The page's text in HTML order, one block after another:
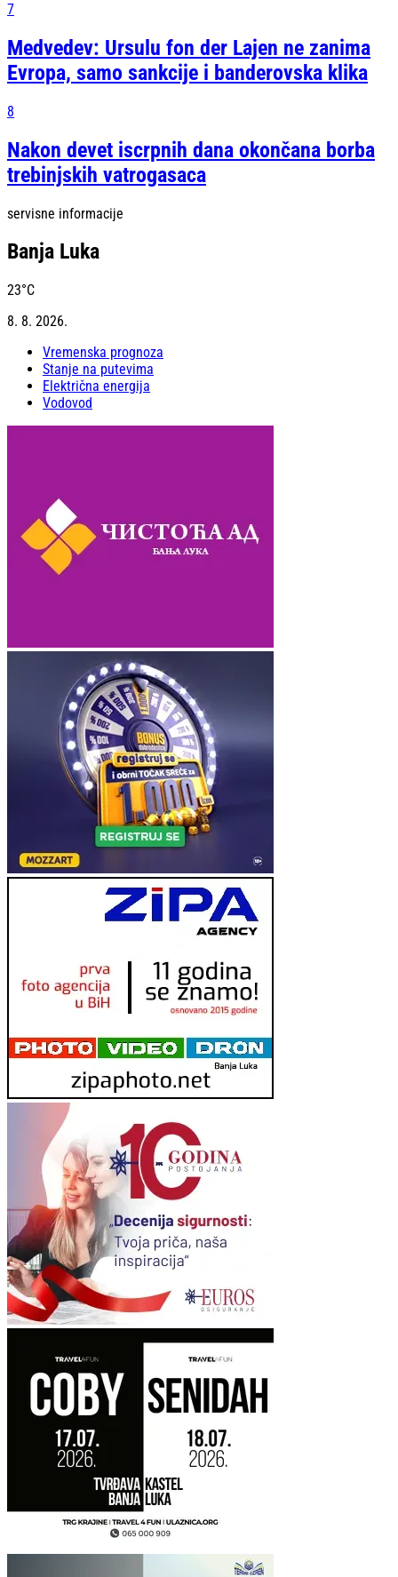
7
Medvedev: Ursulu fon der Lajen ne zanima
Evropa, samo sankcije i banderovska klika
8
Nakon devet iscrpnih dana okončana borba
trebinjskih vatrogasaca
servisne informacije
Banja Luka
23°C
8. 8. 2026.
Vremenska prognoza
Stanje na putevima
Električna energija
Vodovod